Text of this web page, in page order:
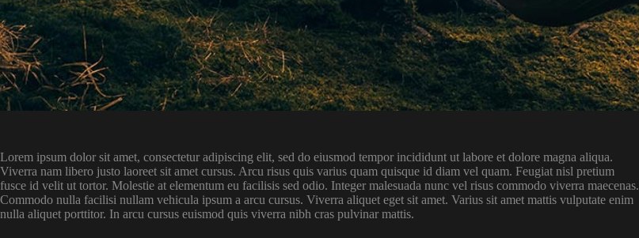
Lorem ipsum dolor sit amet, consectetur adipiscing elit, sed do eiusmod tempor incididunt ut labore et dolore magna aliqua.
Viverra nam libero justo laoreet sit amet cursus. Arcu risus quis varius quam quisque id diam vel quam. Feugiat nisl pretium
fusce id velit ut tortor. Molestie at elementum eu facilisis sed odio. Integer malesuada nunc vel risus commodo viverra maecenas.
Commodo nulla facilisi nullam vehicula ipsum a arcu cursus. Viverra aliquet eget sit amet. Varius sit amet mattis vulputate enim
nulla aliquet porttitor. In arcu cursus euismod quis viverra nibh cras pulvinar mattis.